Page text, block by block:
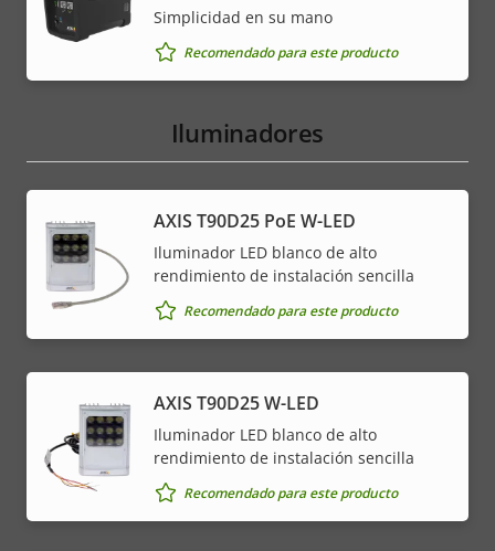
Simplicidad en su mano
Recomendado para este producto
Iluminadores
AXIS T90D25 PoE W-LED
Iluminador LED blanco de alto
rendimiento de instalación sencilla
Recomendado para este producto
AXIS T90D25 W-LED
Iluminador LED blanco de alto
rendimiento de instalación sencilla
Recomendado para este producto